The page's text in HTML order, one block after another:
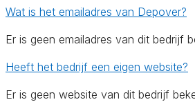
Wat is het emailadres van Depover?
Er is geen emailadres van dit bedrijf
Heeft het bedrijf een eigen website?
Er is geen website van dit bedrijf